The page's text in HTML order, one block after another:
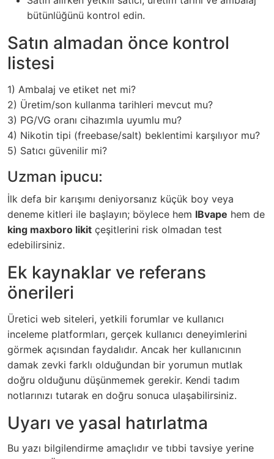
bütünlüğünü kontrol edin.
Satın almadan önce kontrol
listesi
1) Ambalaj ve etiket net mi?
2) Üretim/son kullanma tarihleri mevcut mu?
3) PG/VG oranı cihazımla uyumlu mu?
4) Nikotin tipi (freebase/salt) beklentimi karşılıyor mu?
5) Satıcı güvenilir mi?
Uzman ipucu:
İlk defa bir karışımı deniyorsanız küçük boy veya
deneme kitleri ile başlayın; böylece hem IBvape hem de
king maxboro likit çeşitlerini risk olmadan test
edebilirsiniz.
Ek kaynaklar ve referans
önerileri
Üretici web siteleri, yetkili forumlar ve kullanıcı
inceleme platformları, gerçek kullanıcı deneyimlerini
görmek açısından faydalıdır. Ancak her kullanıcının
damak zevki farklı olduğundan bir yorumun mutlak
doğru olduğunu düşünmemek gerekir. Kendi tadım
notlarınızı tutarak en doğru sonuca ulaşabilirsiniz.
Uyarı ve yasal hatırlatma
Bu yazı bilgilendirme amaçlıdır ve tıbbi tavsiye yerine